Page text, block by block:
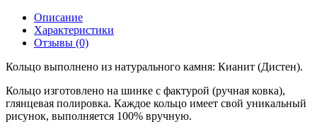
Описание
Характеристики
Отзывы (0)
Кольцо выполнено из натурального камня: Кианит (Дистен).
Кольцо изготовлено на шинке с фактурой (ручная ковка),
глянцевая полировка. Каждое кольцо имеет свой уникальный
рисунок, выполняется 100% вручную.